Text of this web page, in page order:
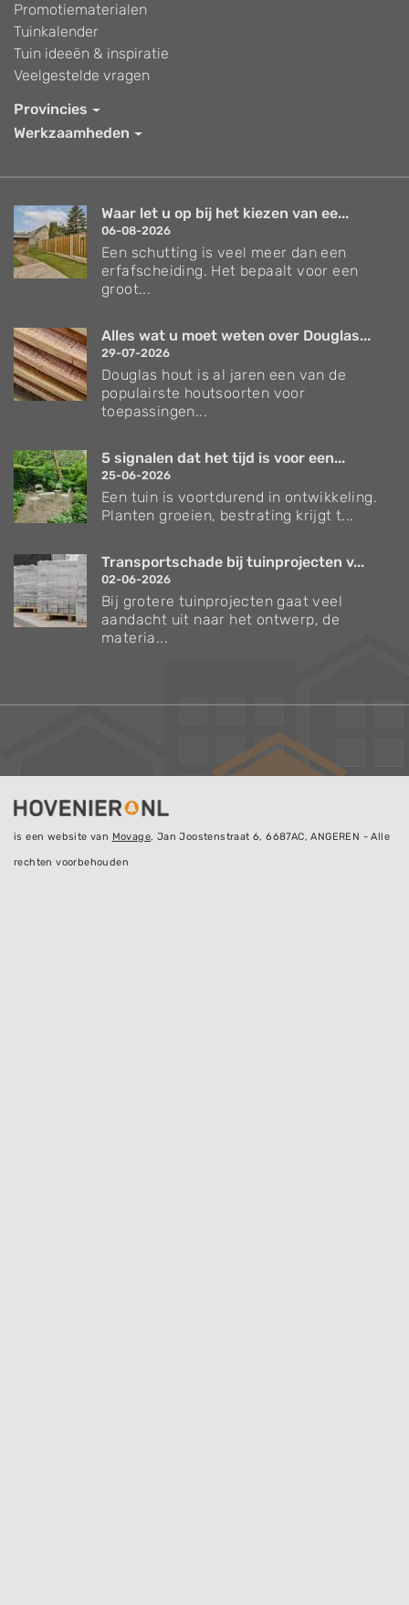
Promotiematerialen
Tuinkalender
Tuin ideeën & inspiratie
Veelgestelde vragen
Provincies
Werkzaamheden
Waar let u op bij het kiezen van ee...
06-08-2026
Een schutting is veel meer dan een
erfafscheiding. Het bepaalt voor een
groot...
Alles wat u moet weten over Douglas...
29-07-2026
Douglas hout is al jaren een van de
populairste houtsoorten voor
toepassingen...
5 signalen dat het tijd is voor een...
25-06-2026
Een tuin is voortdurend in ontwikkeling.
Planten groeien, bestrating krijgt t...
Transportschade bij tuinprojecten v...
02-06-2026
Bij grotere tuinprojecten gaat veel
aandacht uit naar het ontwerp, de
materia...
is een website van Movage, Jan Joostenstraat 6, 6687AC, ANGEREN - Alle
rechten voorbehouden